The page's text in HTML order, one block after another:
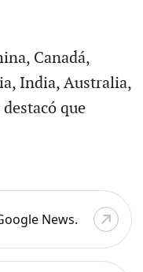
Canadá,
India, Australia,
que
News.